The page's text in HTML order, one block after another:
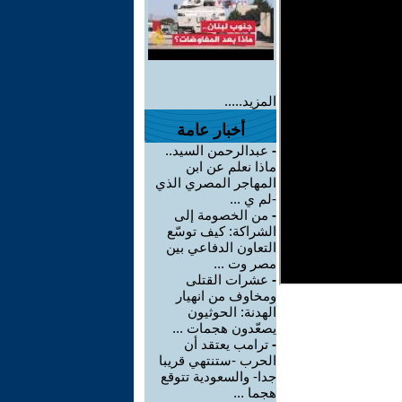
المزيد.....
أخبار عامة
- عبدالرحمن السيد..
ماذا نعلم عن ابن
المهاجر المصري الذي
-لم ي ...
- من الخصومة إلى
الشراكة: كيف توسّع
التعاون الدفاعي بين
مصر وت ...
- عشرات القتلى
ومخاوف من انهيار
الهدنة: الحوثيون
يصعّدون هجمات ...
- ترامب يعتقد أن
الحرب -ستنتهي قريبا
جدا- والسعودية تتوقع
هجما ...